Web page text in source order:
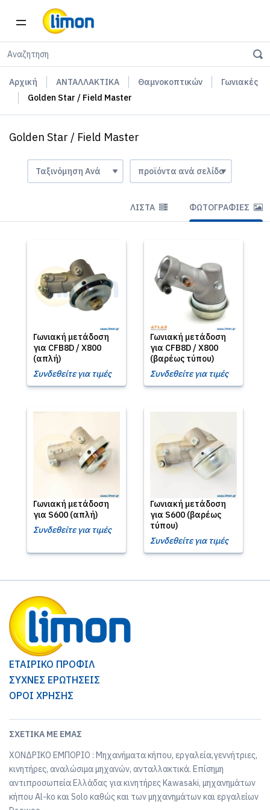
Αρχική ΑΝΤΑΛΛΑΚΤΙΚΑ Θαμνοκοπτικών
Γωνιακές
Golden Star / Field Master
Golden Star / Field Master
ΛΊΣΤΑ ΦΩΤΟΓΡΑΦΊΕΣ
Γωνιακή μετάδοση
για CFB8D / X800
(απλή)
Συνδεθείτε για τιμές
Γωνιακή μετάδοση
για CFB8D / X800
(βαρέως τύπου)
Συνδεθείτε για τιμές
Γωνιακή μετάδοση
για S600 (απλή)
Συνδεθείτε για τιμές
Γωνιακή μετάδοση
για S600 (βαρέως
τύπου)
Συνδεθείτε για τιμές
ΕΤΑΙΡΙΚΟ ΠΡΟΦΙΛ
ΣΥΧΝΕΣ ΕΡΩΤΗΣΕΙΣ
ΟΡΟΙ ΧΡΗΣΗΣ
ΣΧΕΤΙΚΆ ΜΕ ΕΜΆΣ
ΧΟΝΔΡΙΚΟ ΕΜΠΟΡΙΟ : Μηχανήματα κήπου, εργαλεία,γεννήτριες,
κινητήρες, αναλώσιμα μηχανών, ανταλλακτικά. Επίσημη
αντιπροσωπεία Ελλάδας για κινητήρες Kawasaki, μηχανημάτων
κήπου Al-ko και Solo καθώς και των μηχανημάτων και εργαλείων